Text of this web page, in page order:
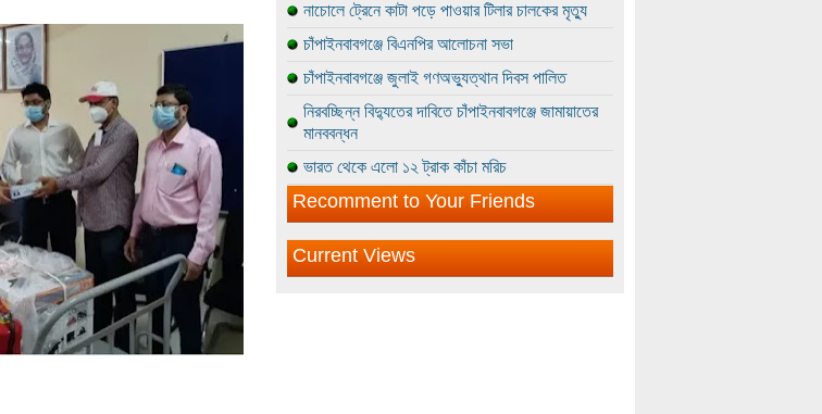
নাচোলে ট্রেনে কাটা পড়ে পাওয়ার টিলার চালকের মৃত্যু
চাঁপাইনবাবগঞ্জে বিএনপির আলোচনা সভা
চাঁপাইনবাবগঞ্জে জুলাই গণঅভ্যুত্থান দিবস পালিত
নিরবচ্ছিন্ন বিদ্যুতের দাবিতে চাঁপাইনবাবগঞ্জে জামায়াতের
মানববন্ধন
ভারত থেকে এলো ১২ ট্রাক কাঁচা মরিচ
Recomment to Your Friends
Current Views